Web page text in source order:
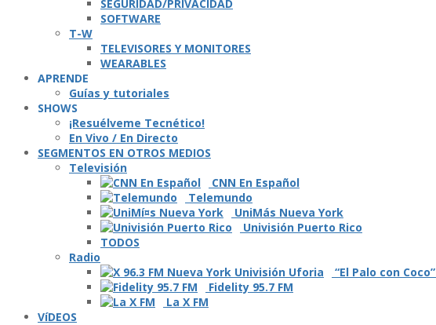
SEGURIDAD/PRIVACIDAD
SOFTWARE
T-W
TELEVISORES Y MONITORES
WEARABLES
APRENDE
Guí­as y tutoriales
SHOWS
¡Resuélveme Tecnético!
En Vivo / En Directo
SEGMENTOS EN OTROS MEDIOS
Televisión
CNN En Español
Telemundo
UniMás Nueva York
Univisión Puerto Rico
TODOS
Radio
“El Palo con
Fidelity 95.7 FM
La X FM
VíDEOS